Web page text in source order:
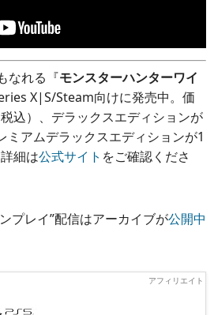
なれる『モンスターハンターワイ
X|S/Steam向けに発売中。価
込）、デラックスエディションが
ミアムデラックスエディションが1
細は公式サイト をご確認くださ
プレイ”配信はアーカイブが公開中